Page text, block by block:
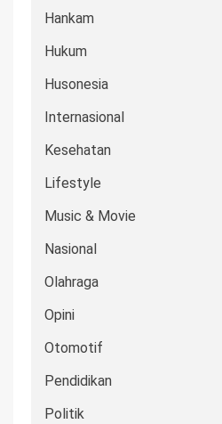
Hankam
Hukum
Husonesia
Internasional
Kesehatan
Lifestyle
Music & Movie
Nasional
Olahraga
Opini
Otomotif
Pendidikan
Politik